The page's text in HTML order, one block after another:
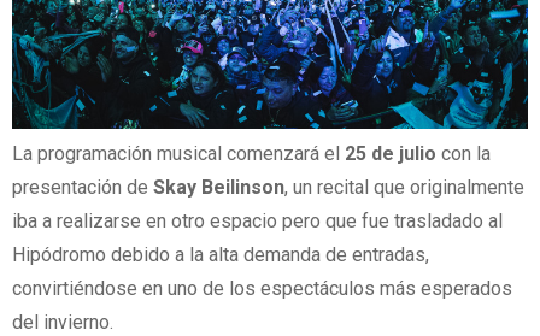
La programación musical comenzará el 25 de julio con la
presentación de Skay Beilinson, un recital que originalmente
iba a realizarse en otro espacio pero que fue trasladado al
Hipódromo debido a la alta demanda de entradas,
convirtiéndose en uno de los espectáculos más esperados
del invierno.